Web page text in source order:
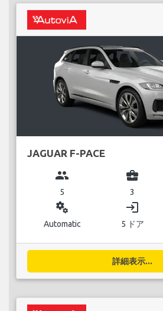
JAGUAR F-PACE
group
5
business_center
3
miscellaneous_services
Automatic
login
5 ドア
詳細表示...